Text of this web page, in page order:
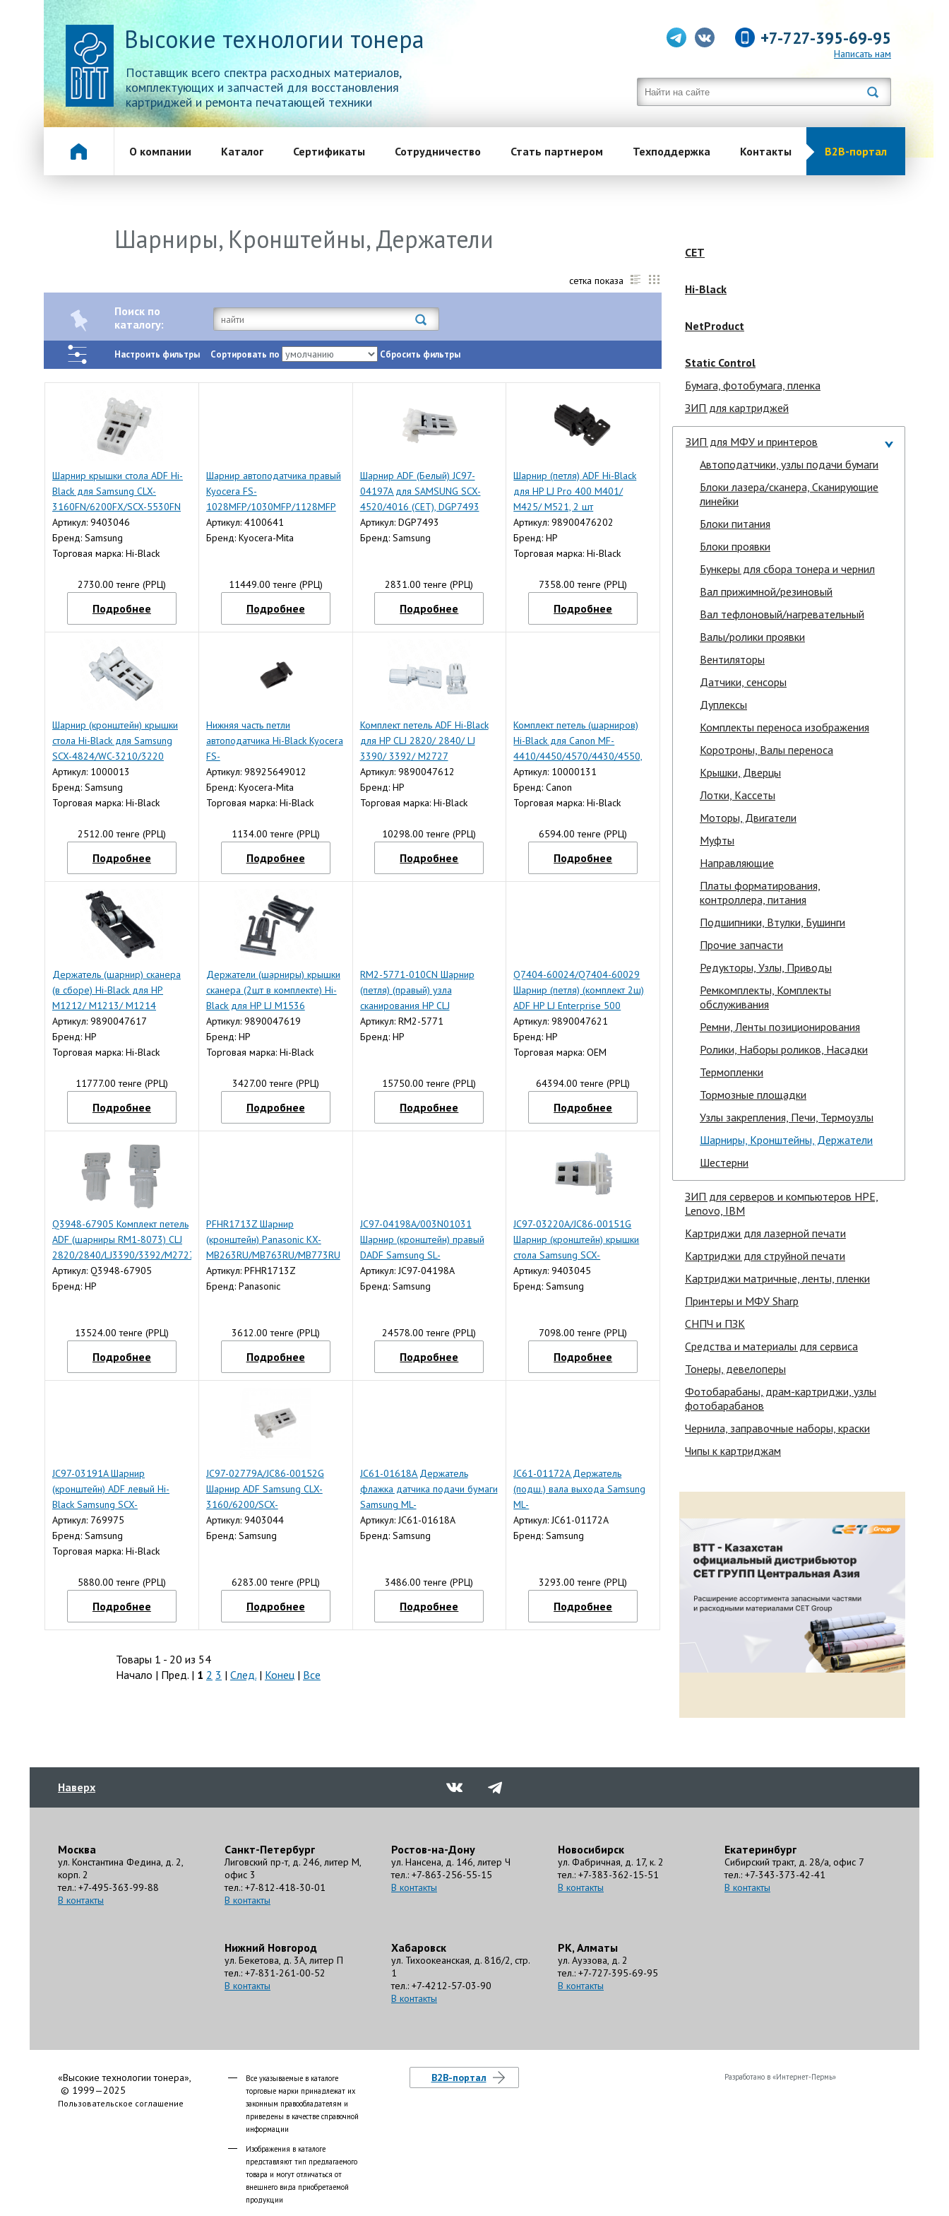
Высокие технологии тонера
Поставщик всего спектра расходных материалов,
комплектующих и запчастей для восстановления
картриджей и ремонта печатающей техники
+7-727-395-69-95
Написать нам
О компании Каталог Сертификаты Сотрудничество Стать партнером Техподдержка Контакты B2B-портал
Шарниры, Кронштейны, Держатели
сетка показа
Поиск по
каталогу:
Настроить фильтры Сортировать по Сбросить фильтры
Шарнир крышки стола ADF Hi-
Black для Samsung CLX-
3160FN/6200FX/SCX-5530FN
Артикул: 9403046
Бренд: Samsung
Торговая марка: Hi-Black
2730.00 тенге (РРЦ)
Подробнее
Шарнир автоподатчика правый
Kyocera FS-
1028MFP/1030MFP/1128MFP
(O) 303LJ02040/3LJ02040
Артикул: 4100641
Бренд: Kyocera-Mita
11449.00 тенге (РРЦ)
Подробнее
Шарнир ADF (Белый) JC97-
04197A для SAMSUNG SCX-
4520/4016 (CET), DGP7493
Артикул: DGP7493
Бренд: Samsung
2831.00 тенге (РРЦ)
Подробнее
Шарнир (петля) ADF Hi-Black
для HP LJ Pro 400 M401/
M425/ M521, 2 шт
Артикул: 98900476202
Бренд: HP
Торговая марка: Hi-Black
7358.00 тенге (РРЦ)
Подробнее
Шарнир (кронштейн) крышки
стола Hi-Black для Samsung
SCX-4824/WC-3210/3220
(совм)
Артикул: 1000013
Бренд: Samsung
Торговая марка: Hi-Black
2512.00 тенге (РРЦ)
Подробнее
Нижняя часть петли
автоподатчика Hi-Black Kyocera
FS-
1125MFP/1120MFP/1025MFP
Артикул: 98925649012
Бренд: Kyocera-Mita
Торговая марка: Hi-Black
1134.00 тенге (РРЦ)
Подробнее
Комплект петель ADF Hi-Black
для HP CLJ 2820/ 2840/ LJ
3390/ 3392/ M2727
Артикул: 9890047612
Бренд: HP
Торговая марка: Hi-Black
10298.00 тенге (РРЦ)
Подробнее
Комплект петель (шарниров)
Hi-Black для Canon MF-
4410/4450/4570/4430/4550,
2шт
Артикул: 10000131
Бренд: Canon
Торговая марка: Hi-Black
6594.00 тенге (РРЦ)
Подробнее
Держатель (шарнир) сканера
(в сборе) Hi-Black для HP
M1212/ M1213/ M1214
Артикул: 9890047617
Бренд: HP
Торговая марка: Hi-Black
11777.00 тенге (РРЦ)
Подробнее
Держатели (шарниры) крышки
сканера (2шт в комплекте) Hi-
Black для HP LJ M1536
Артикул: 9890047619
Бренд: HP
Торговая марка: Hi-Black
3427.00 тенге (РРЦ)
Подробнее
RM2-5771-010CN Шарнир
(петля) (правый) узла
сканирования HP CLJ
M680/CM4540 (O)
Артикул: RM2-5771
Бренд: HP
15750.00 тенге (РРЦ)
Подробнее
Q7404-60024/Q7404-60029
Шарнир (петля) (комплект 2ш)
ADF HP LJ Enterprise 500
M525/M575 (OEM)
Артикул: 9890047621
Бренд: HP
Торговая марка: OEM
64394.00 тенге (РРЦ)
Подробнее
Q3948-67905 Комплект петель
ADF (шарниры RM1-8073) CLJ
2820/2840/LJ3390/3392/M2727
Артикул: Q3948-67905
Бренд: HP
13524.00 тенге (РРЦ)
Подробнее
PFHR1713Z Шарнир
(кронштейн) Panasonic KX-
MB263RU/MB763RU/MB773RU
(O)
Артикул: PFHR1713Z
Бренд: Panasonic
3612.00 тенге (РРЦ)
Подробнее
JC97-04198A/003N01031
Шарнир (кронштейн) правый
DADF Samsung SL-
M3375/3870/3875/4070/4075/WC
3315
Артикул: JC97-04198A
Бренд: Samsung
24578.00 тенге (РРЦ)
Подробнее
JC97-03220A/JC86-00151G
Шарнир (кронштейн) крышки
стола Samsung SCX-
4824/4833/5637/WC-
3210/3220
Артикул: 9403045
Бренд: Samsung
7098.00 тенге (РРЦ)
Подробнее
JC97-03191A Шарнир
(кронштейн) ADF левый Hi-
Black Samsung SCX-
3400F/3405F/4833/SL-
M2670/2875/2885
Артикул: 769975
Бренд: Samsung
Торговая марка: Hi-Black
5880.00 тенге (РРЦ)
Подробнее
JC97-02779A/JC86-00152G
Шарнир ADF Samsung CLX-
3160/6200/SCX-
5330/5530/4824/Phaser
3300/3635/6110
Артикул: 9403044
Бренд: Samsung
6283.00 тенге (РРЦ)
Подробнее
JC61-01618A Держатель
флажка датчика подачи бумаги
Samsung ML-
3050/3051N/3051ND/3470D/3471ND
(O)
Артикул: JC61-01618A
Бренд: Samsung
3486.00 тенге (РРЦ)
Подробнее
JC61-01172A Держатель
(подш.) вала выхода Samsung
ML-
1610/1615/2015/2510/2570/2571/SCX-
4321/4521
Артикул: JC61-01172A
Бренд: Samsung
3293.00 тенге (РРЦ)
Подробнее
Товары 1 - 20 из 54
Начало | Пред. | 1 2 3 | След. | Конец | Все
CET
Hi-Black
NetProduct
Static Control
Бумага, фотобумага, пленка
ЗИП для картриджей
ЗИП для МФУ и принтеров
Автоподатчики, узлы подачи бумаги
Блоки лазера/сканера, Сканирующие
линейки
Блоки питания
Блоки проявки
Бункеры для сбора тонера и чернил
Вал прижимной/резиновый
Вал тефлоновый/нагревательный
Валы/ролики проявки
Вентиляторы
Датчики, сенсоры
Дуплексы
Комплекты переноса изображения
Коротроны, Валы переноса
Крышки, Дверцы
Лотки, Кассеты
Моторы, Двигатели
Муфты
Направляющие
Платы форматирования,
контроллера, питания
Подшипники, Втулки, Бушинги
Прочие запчасти
Редукторы, Узлы, Приводы
Ремкомплекты, Комплекты
обслуживания
Ремни, Ленты позиционирования
Ролики, Наборы роликов, Насадки
Термопленки
Тормозные площадки
Узлы закрепления, Печи, Термоузлы
Шарниры, Кронштейны, Держатели
Шестерни
ЗИП для серверов и компьютеров HPE,
Lenovo, IBM
Картриджи для лазерной печати
Картриджи для струйной печати
Картриджи матричные, ленты, пленки
Принтеры и МФУ Sharp
СНПЧ и ПЗК
Средства и материалы для сервиса
Тонеры, девелоперы
Фотобарабаны, драм-картриджи, узлы
фотобарабанов
Чернила, заправочные наборы, краски
Чипы к картриджам
Наверх
Москва
ул. Константина Федина, д. 2,
корп. 2
тел.: +7-495-363-99-88
В контакты
Санкт-Петербург
Лиговский пр-т, д. 246, литер М,
офис 3
тел.: +7-812-418-30-01
В контакты
Ростов-на-Дону
ул. Нансена, д. 146, литер Ч
тел.: +7-863-256-55-15
В контакты
Новосибирск
ул. Фабричная, д. 17, к. 2
тел.: +7-383-362-15-51
В контакты
Екатеринбург
Сибирский тракт, д. 28/а, офис 7
тел.: +7-343-373-42-41
В контакты
Нижний Новгород
ул. Бекетова, д. 3А, литер П
тел.: +7-831-261-00-52
В контакты
Хабаровск
ул. Тихоокеанская, д. 81б/2, стр.
1
тел.: +7-4212-57-03-90
В контакты
РК, Алматы
ул. Ауэзова, д. 2
тел.: +7-727-395-69-95
В контакты
«Высокие технологии тонера»,
© 1999—2025
Пользовательское соглашение
Все указываемые в каталоге
торговые марки принадлежат их
законным правообладателям и
приведены в качестве справочной
информации
Изображения в каталоге
представляют тип предлагаемого
товара и могут отличаться от
внешнего вида приобретаемой
продукции
B2B-портал Разработано в «Интернет-Пермь»